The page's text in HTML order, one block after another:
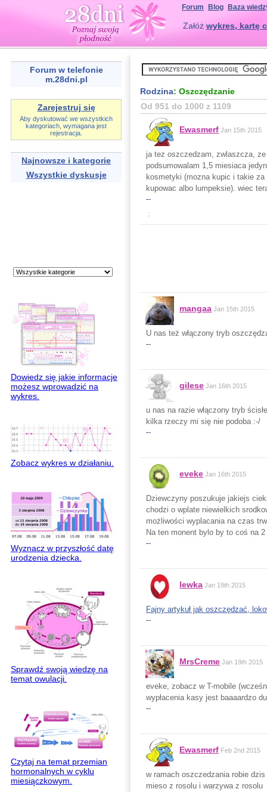
Forum Blog Baza
Załóż wykres, kartę
Forum w telefonie
m.28dni.pl
Zarejestruj się
Aby dyskutować we wszystkich
kategoriach, wymagana jest
rejestracja.
Najnowsze i kategorie
Wszystkie dyskusje
Dowiedz się jakie informacje
możesz wprowadzić na
wykres.
Zobacz wykres w działaniu.
Wyznacz w przyszłość datę
urodzenia dziecka.
Sprawdź swoją wiedzę na
temat owulacji.
Czytaj na temat przemian
hormonalnych w cyklu
miesiączkowym.
Rodzina: Oszczędzanie
Od 951 do 1000 z 1109
Ewasmerf Jan 15th 2015
ja tez oszczedzam, zwlaszcza,
podsumowalam 1,5 miesiaca
kosmetyki (mozna kupic i takie
kupowac albo lumpeksie). wiec
--
;
mangaa Jan 15th 2015
U nas też włączony tryb
--
gilese Jan 16th 2015
u nas na razie włączony tryb
kilka rzeczy mi się nie podoba :-/
--
eveke Jan 16th 2015
Dziewczyny poszukuje jakiejs
chodzi o wplate niewielkich
możliwości wyplacania na czas
Na ten monent bylo by to coś na
--
lewka Jan 19th 2015
Fajny artykuł jak oszczędzać,
--
MrsCreme Jan 19th 2015
eveke, zobacz w T-mobile
wypłacenia kasy jest baaaardzo
--
Ewasmerf Feb 2nd 2015
w ramach oszczedzania robie
mieso z rosolu i warzywa z rosolu